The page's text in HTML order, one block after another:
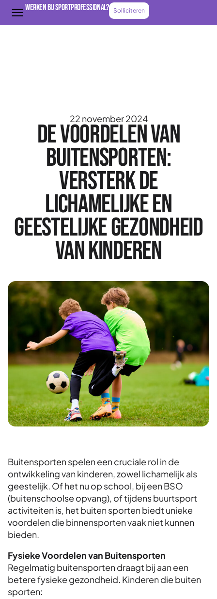
Werken bij Sportprofessional? Solliciteren
22 november 2024
De voordelen van
buitensporten:
versterk de
lichamelijke en
geestelijke gezondheid
van kinderen
Buitensporten spelen een cruciale rol in de
ontwikkeling van kinderen, zowel lichamelijk als
geestelijk. Of het nu op school, bij een BSO
(buitenschoolse opvang), of tijdens buurtsport
activiteiten is, het buiten sporten biedt unieke
voordelen die binnensporten vaak niet kunnen
bieden.
Fysieke Voordelen van Buitensporten
Regelmatig buitensporten draagt bij aan een
betere fysieke gezondheid. Kinderen die buiten
sporten: